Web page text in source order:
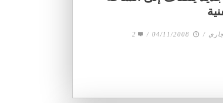
/
04/11/2008
/
2